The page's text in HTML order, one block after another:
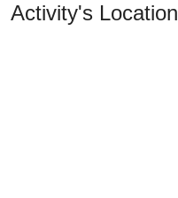
Activity's Location